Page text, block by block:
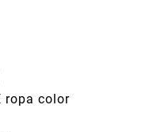
ropa color